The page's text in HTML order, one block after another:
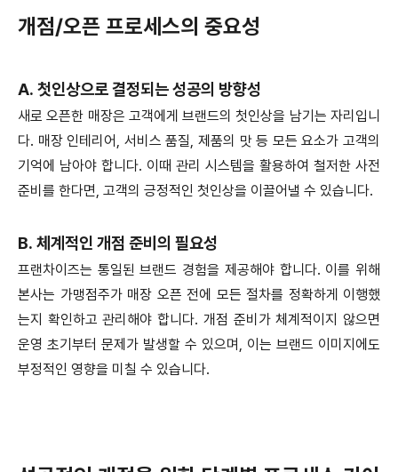
개점/오픈 프로세스의 중요성
A. 첫인상으로 결정되는 성공의 방향성
새로 오픈한 매장은 고객에게 브랜드의 첫인상을 남기는 자리입니
다. 매장 인테리어, 서비스 품질, 제품의 맛 등 모든 요소가 고객의
기억에 남아야 합니다. 이때 관리 시스템을 활용하여 철저한 사전
준비를 한다면, 고객의 긍정적인 첫인상을 이끌어낼 수 있습니다.
B. 체계적인 개점 준비의 필요성
프랜차이즈는 통일된 브랜드 경험을 제공해야 합니다. 이를 위해
본사는 가맹점주가 매장 오픈 전에 모든 절차를 정확하게 이행했
는지 확인하고 관리해야 합니다. 개점 준비가 체계적이지 않으면
운영 초기부터 문제가 발생할 수 있으며, 이는 브랜드 이미지에도
부정적인 영향을 미칠 수 있습니다.